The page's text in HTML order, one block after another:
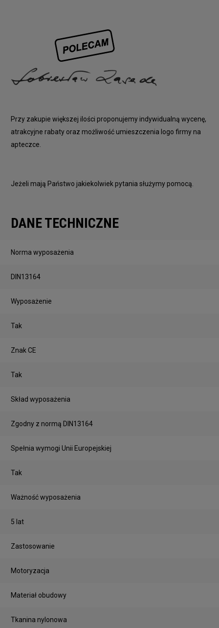
Przy zakupie większej ilości proponujemy indywidualną wycenę,
atrakcyjne rabaty oraz możliwość umieszczenia logo firmy na
apteczce.
Jeżeli mają Państwo jakiekolwiek pytania służymy pomocą.
DANE TECHNICZNE
Norma wyposażenia
DIN13164
Wyposażenie
Tak
Znak CE
Tak
Skład wyposażenia
Zgodny z normą DIN13164
Spełnia wymogi Unii Europejskiej
Tak
Ważność wyposażenia
5 lat
Zastosowanie
Motoryzacja
Materiał obudowy
Tkanina nylonowa